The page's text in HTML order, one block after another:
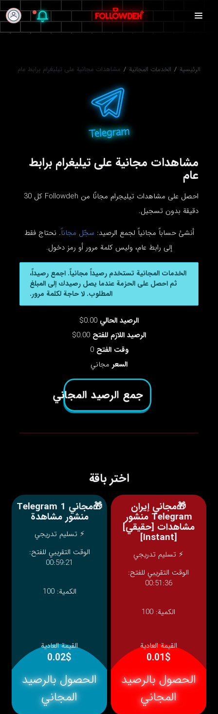
الرئيسية / الخدمات المجانية / مشاهدات مجانية على تيليغرام برابط عام
مشاهدات مجانية على تيليغرام برابط
عام
احصل على مشاهدات تيليجرام مجانًا من Followdeh كل 30
دقيقة بدون تسجيل.
أنشئ حساباً مجانياً لجمع الرصيد: سجّل مجاناً. نحتاج فقط
إلى رابط عام، وليس كلمة مرور أو رمز دخول.
الخدمات المجانية تستخدم رصيداً مجانياً. اجمع رصيداً،
ثم احصل على الحزمة عندما يصل رصيدك إلى المبلغ
المطلوب. لا حاجة لكلمة مرور.
الرصيد الحالي 0.00$
الرصيد اللازم للفتح 0.00$
وقت الفتح 0
السعر مجاني
جمع الرصيد المجاني
اختر باقة
🎁مجاني إيران
Telegram منشور
مشاهدات [حقيقي]
[Instant]
⚡ تسليم تدريجي
الوقت التقريبي للفتح:
00:51:36
الكمية: 100
القيمة العادية
0.01$
الحصول بالرصيد
المجاني
🎁مجاني Telegram 1
منشور مشاهدة
⚡ تسليم تدريجي
الوقت التقريبي للفتح:
00:59:21
الكمية:100
القيمة العادية
0.02$
الحصول بالرصيد
المجاني